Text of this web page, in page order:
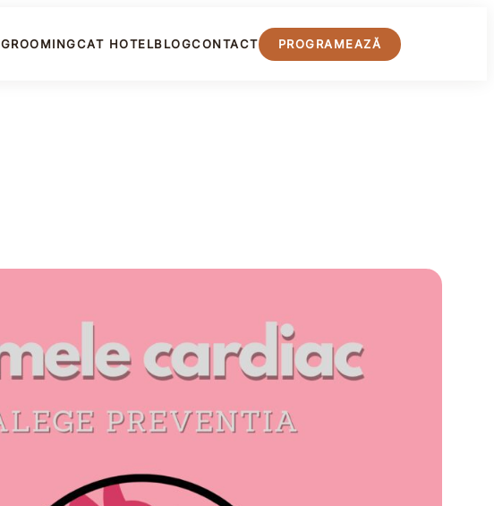
GROOMINGCAT HOTELBLOGCONTACT PROGRAMEAZĂ